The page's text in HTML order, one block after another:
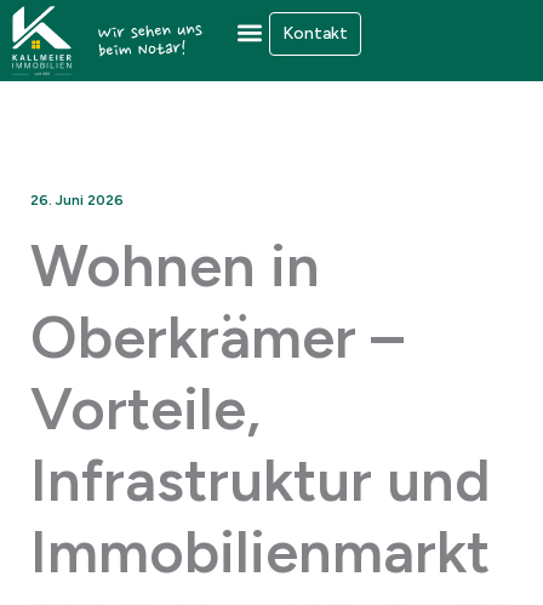
Zum
Inhalt
springen
Kontakt
26. Juni 2026
Wohnen in
Oberkrämer –
Vorteile,
Infrastruktur und
Immobilienmarkt